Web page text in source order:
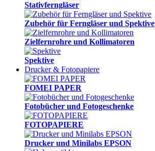
Stativferngläser
Zubehör für Ferngläser und Spektive
Zielfernrohre und Kollimatoren
Spektive
Drucker & Fotopapiere
FOMEI PAPER
Fotobücher und Fotogeschenke
FOTOPAPIERE
Drucker und Minilabs EPSON